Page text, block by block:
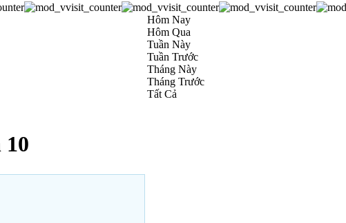
Hôm Nay
Hôm Qua
Tuần Này
Tuần Trước
Tháng Này
Tháng Trước
Tất Cả